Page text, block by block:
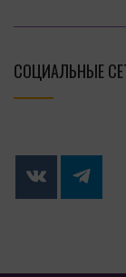
СОЦИАЛЬНЫЕ